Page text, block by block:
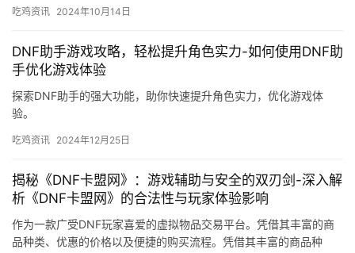
吃鸡资讯 2024年10月14日
DNF助手游戏攻略，轻松提升角色实力-如何使用DNF助
手优化游戏体验
探索DNF助手的强大功能，助你快速提升角色实力，优化游戏体
验。
吃鸡资讯 2024年12月25日
揭秘《DNF卡盟网》：游戏辅助与安全的双刃剑-深入解
析《DNF卡盟网》的合法性与玩家体验影响
作为一款广受DNF玩家喜爱的虚拟物品交易平台。凭借其丰富的商
品种类、优惠的价格以及便捷的购买流程。凭借其丰富的商品种